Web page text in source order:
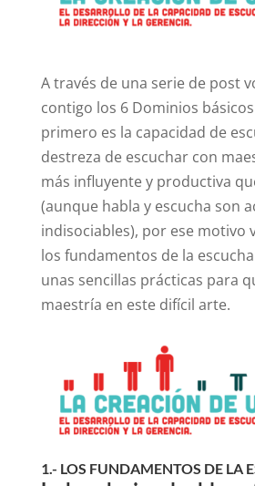
A través de una serie de post
contigo los 6 Dominios
primero es la capacidad de
destreza de escuchar con
más influyente y productiva
(aunque habla y escucha son
indisociables), por ese motivo
los fundamentos de la
unas sencillas prácticas para
maestría en este difícil arte.
1.- LOS FUNDAMENTOS DE LA